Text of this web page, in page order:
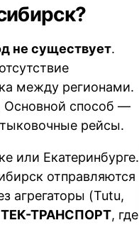
не существует.
между регионами.
Основной способ —
рейсы.
или Екатеринбурге.
отправляются
агрегаторы (Tutu,
ТЕК-ТРАНСПОРТ, где